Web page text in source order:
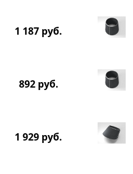
1 187 руб.
892 руб.
1 929 руб.